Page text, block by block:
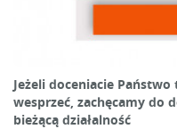
Jeżeli doceniacie
wesprzeć, zachęcamy do
bieżącą działalność